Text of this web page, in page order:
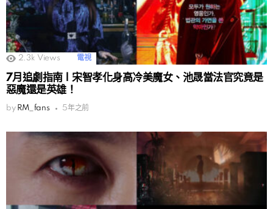
2.3k Views 電視
7月追劇指南 | 宋智孝化身高冷美魔女、池晟當法官究竟是
惡魔還是英雄！
by RM_fans 5年之前